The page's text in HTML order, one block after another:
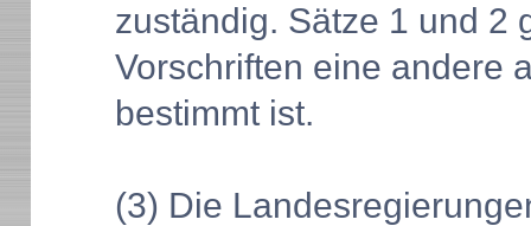
zuständig. Sätze 1 und 2
Vorschriften eine andere
bestimmt ist.
(3) Die